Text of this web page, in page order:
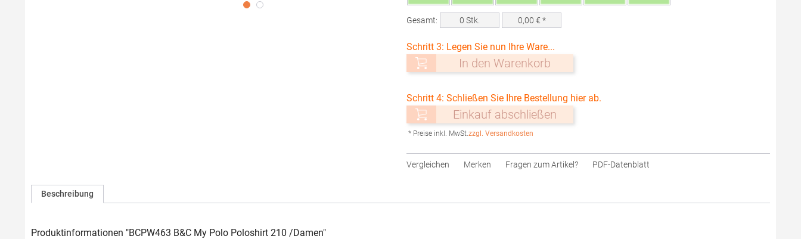
Gesamt: 0 Stk. 0,00 € *
Schritt 3: Legen Sie nun Ihre Ware...
In den Warenkorb
Schritt 4: Schließen Sie Ihre Bestellung hier ab.
Einkauf abschließen
* Preise inkl. MwSt.zzgl. Versandkosten
Vergleichen Merken Fragen zum Artikel? PDF-Datenblatt
Beschreibung
Produktinformationen "BCPW463 B&C My Polo Poloshirt 210 /Damen"